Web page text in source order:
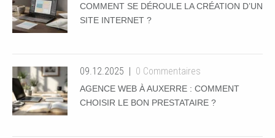
COMMENT SE DÉROULE LA CRÉATION D’UN
SITE INTERNET ?
09.12.2025 0 Commentaires
AGENCE WEB À AUXERRE : COMMENT
CHOISIR LE BON PRESTATAIRE ?